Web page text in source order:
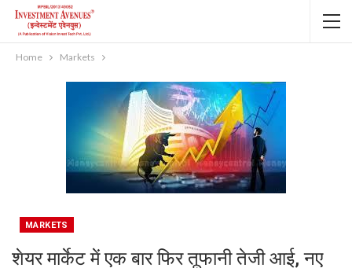
Home Markets
MARKETS
शेयर मार्केट में एक बार फि‍र तूफानी तेजी आई, नए